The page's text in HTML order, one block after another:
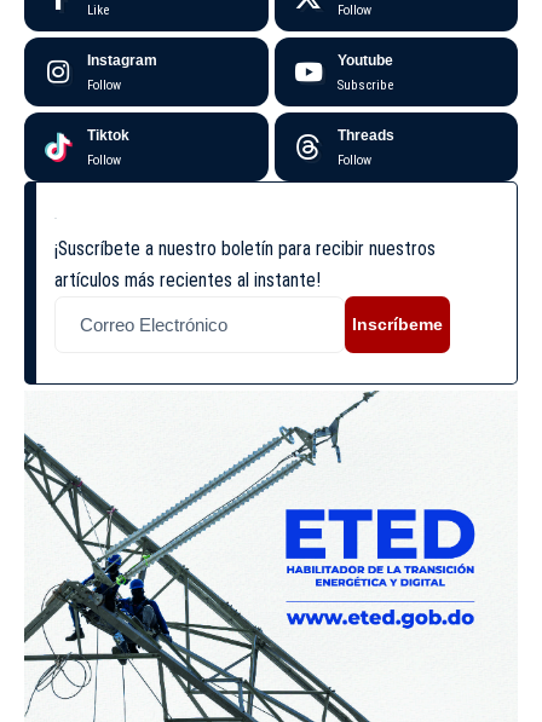
Like Follow
Instagram
Follow
Youtube
Subscribe
Tiktok
Follow
Threads
Follow
¡Suscríbete a nuestro boletín para recibir nuestros
artículos más recientes al instante!
Inscríbeme